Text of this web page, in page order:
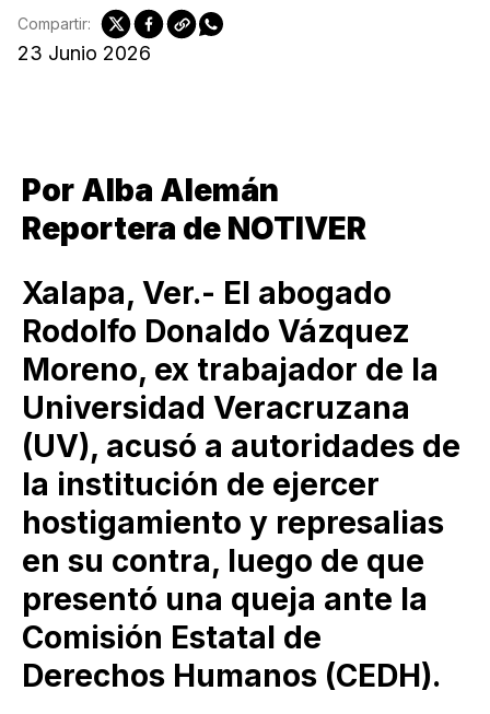
23 Junio 2026
Compartir:
Por Alba Alemán
Reportera de NOTIVER
Xalapa, Ver.- El abogado
Rodolfo Donaldo Vázquez
Moreno, ex trabajador de la
Universidad Veracruzana
(UV), acusó a autoridades de
la institución de ejercer
hostigamiento y represalias
en su contra, luego de que
presentó una queja ante la
Comisión Estatal de
Derechos Humanos (CEDH).